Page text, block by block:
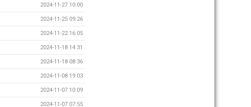
2024-11-27 10:00
2024-11-25 09:26
2024-11-22 16:05
2024-11-18 14:31
2024-11-18 08:36
2024-11-08 19:03
2024-11-07 10:09
2024-11-07 07:55